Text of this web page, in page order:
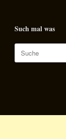
Such mal was
Suche
nach: